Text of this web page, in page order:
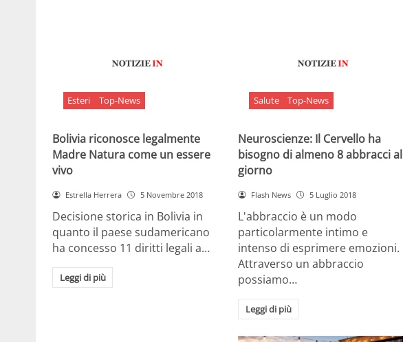
Esteri Top-News
Bolivia riconosce legalmente
Madre Natura come un essere
vivo
Estrella Herrera 5 Novembre 2018
Decisione storica in Bolivia in
quanto il paese sudamericano
ha concesso 11 diritti legali a…
Leggi di più
Salute Top-News
Neuroscienze: Il Cervello ha
bisogno di almeno 8 abbracci al
giorno
Flash News 5 Luglio 2018
L'abbraccio è un modo
particolarmente intimo e
intenso di esprimere emozioni.
Attraverso un abbraccio
possiamo…
Leggi di più